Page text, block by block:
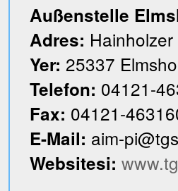
Außenstelle
Adres:
Yer: 25337
Telefon: 04121-
Fax: 04121-
E-Mail: aim-
Websitesi: